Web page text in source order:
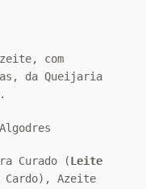
com
da Queijaria
Curado (Leite
Azeite